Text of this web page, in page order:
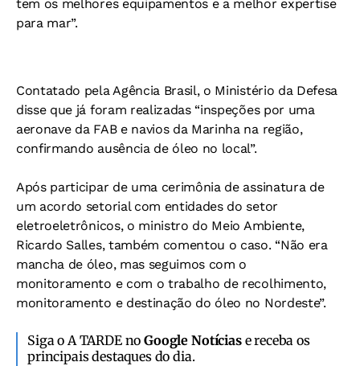
tem os melhores equipamentos e a melhor expertise
para mar”.
Contatado pela Agência Brasil, o Ministério da Defesa
disse que já foram realizadas “inspeções por uma
aeronave da FAB e navios da Marinha na região,
confirmando ausência de óleo no local”.
Após participar de uma cerimônia de assinatura de
um acordo setorial com entidades do setor
eletroeletrônicos, o ministro do Meio Ambiente,
Ricardo Salles, também comentou o caso. “Não era
mancha de óleo, mas seguimos com o
monitoramento e com o trabalho de recolhimento,
monitoramento e destinação do óleo no Nordeste”.
Siga o A TARDE noGoogle Notíciase receba os
principais destaques do dia.